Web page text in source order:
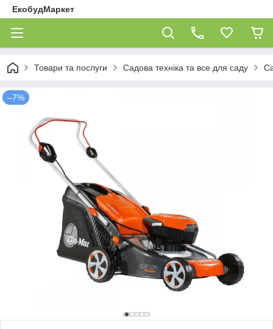
ЕкобудМаркет
Товари та послуги Садова техніка та все для саду
–7%